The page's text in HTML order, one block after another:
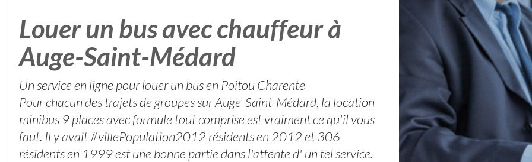
Louer un bus avec chauffeur à
Auge-Saint-Médard
Un service en ligne pour louer un bus en Poitou Charente
Pour chacun des trajets de groupes sur Auge-Saint-Médard, la location
minibus 9 places avec formule tout comprise est vraiment ce qu'il vous
faut. Il y avait #villePopulation2012 résidents en 2012 et 306
résidents en 1999 est une bonne partie dans l'attente d' un tel service.